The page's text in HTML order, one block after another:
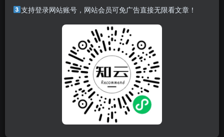
抖音电商投放领域的实战专家，课程实用，专注“全域投
支持登录网站账号，网站会员可免广告直接无限看文章！